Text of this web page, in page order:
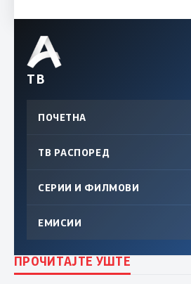
ТВ
ПОЧЕТНА
ТВ РАСПОРЕД
СЕРИИ И ФИЛМОВИ
ЕМИСИИ
ПРОЧИТАЈТЕ УШТЕ